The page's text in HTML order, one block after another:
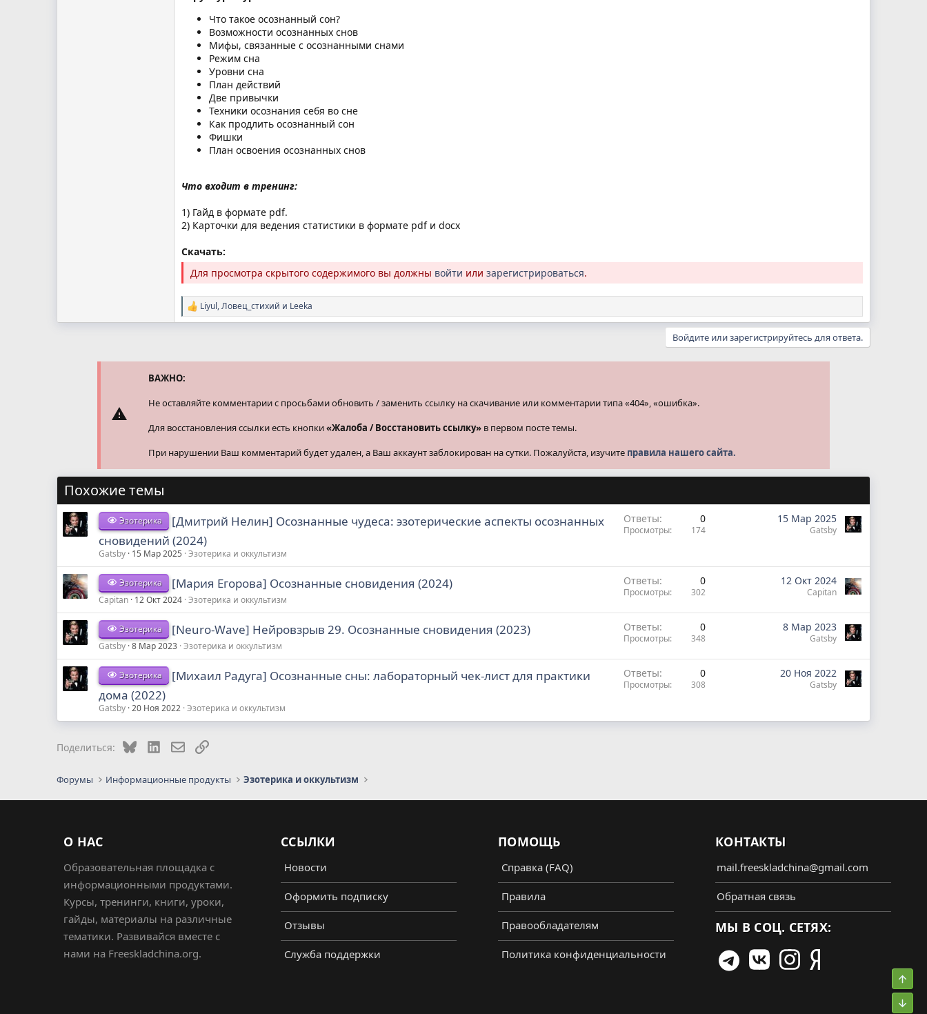
Что такое осознанный сон?
Возможности осознанных снов
Мифы, связанные с осознанными снами
Режим сна
Уровни сна
План действий
Две привычки
Техники осознания себя во сне
Как продлить осознанный сон
Фишки
План освоения осознанных снов
Что входит в тренинг:
1) Гайд в формате pdf.
2) Карточки для ведения статистики в формате pdf и docx
Скачать:
Для просмотра скрытого содержимого вы должны войти или зарегистрироваться.
Р
е
и
Liyul,Ловец_стихий и Leeka
Войдите или зарегистрируйтесь для ответа.
ВАЖНО:
Не оставляйте комментарии с просьбами обновить / заменить ссылку на скачивание или комментарии типа «404», «ошибка».
Для восстановления ссылки есть кнопки«Жалоба / Восстановить ссылку» в первом посте темы.
При нарушении Ваш комментарий будет удален, а Ваш аккаунт заблокирован на сутки. Пожалуйста, изучите правила нашего сайта.
Похожие темы
Эзотерика
[Дмитрий Нелин] Осознанные чудеса: эзотерические аспекты осознанных
сновидений (2024)
Gatsby 15 Мар 2025 Эзотерика и оккультизм
Ответы 0
Просмотры 174
15 Мар 2025
Gatsby
Эзотерика [Мария Егорова] Осознанные сновидения (2024)
Capitan 12 Окт 2024 Эзотерика и оккультизм
Ответы 0
Просмотры 302
12 Окт 2024
Capitan
Эзотерика [Neuro-Wave] Нейровзрыв 29. Осознанные сновидения (2023)
Gatsby 8 Мар 2023 Эзотерика и оккультизм
Ответы 0
Просмотры 348
8 Мар 2023
Gatsby
Эзотерика
[Михаил Радуга] Осознанные сны: лабораторный чек-лист для практики
дома (2022)
Gatsby 20 Ноя 2022 Эзотерика и оккультизм
Ответы 0
Просмотры 308
20 Ноя 2022
Gatsby
Поделиться: BlueskyLinkedInЭлектронная почта
Ссылка
Форумы Информационные продукты Эзотерика и оккультизм
О НАС
Образовательная площадка с
информационными продуктами.
Курсы, тренинги, книги, уроки,
гайды, материалы на различные
тематики. Развивайся вместе с
нами на Freeskladchina.org.
ССЫЛКИ
Новости
Оформить подписку
Отзывы
Служба поддержки
ПОМОЩЬ
Справка (FAQ)
Правила
Правообладателям
Политика конфиденциальности
КОНТАКТЫ
mail.freeskladchina@gmail.com
Обратная связь
МЫ В СОЦ. СЕТЯХ: